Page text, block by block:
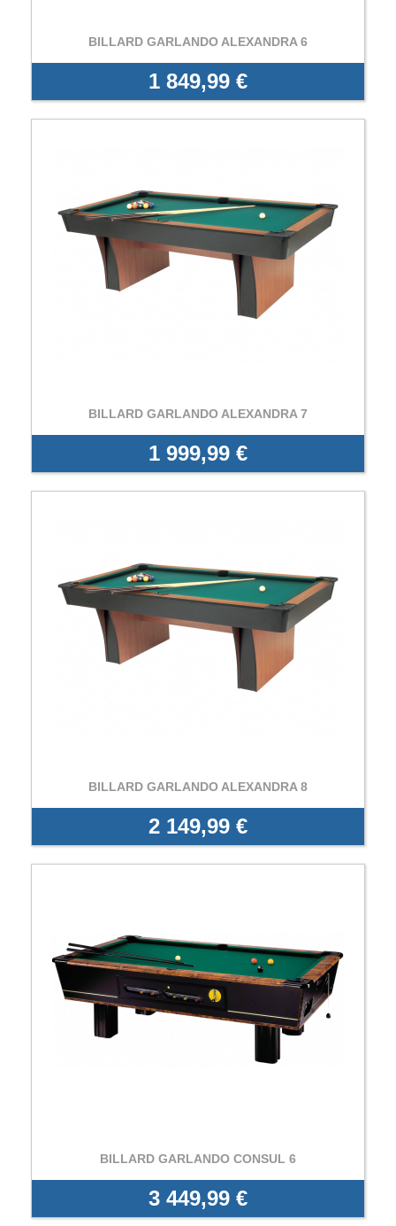
BILLARD GARLANDO ALEXANDRA 6
1 849,99 €
BILLARD GARLANDO ALEXANDRA 7
1 999,99 €
BILLARD GARLANDO ALEXANDRA 8
2 149,99 €
BILLARD GARLANDO CONSUL 6
3 449,99 €